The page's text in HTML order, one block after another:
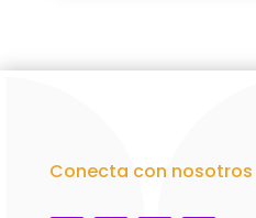
Conecta con nosotros